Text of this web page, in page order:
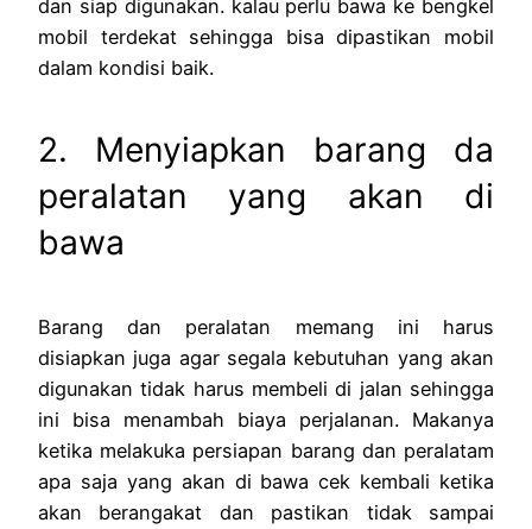
dan siap digunakan. kalau perlu bawa ke bengkel
mobil terdekat sehingga bisa dipastikan mobil
dalam kondisi baik.
2. Menyiapkan barang da
peralatan yang akan di
bawa
Barang dan peralatan memang ini harus
disiapkan juga agar segala kebutuhan yang akan
digunakan tidak harus membeli di jalan sehingga
ini bisa menambah biaya perjalanan. Makanya
ketika melakuka persiapan barang dan peralatam
apa saja yang akan di bawa cek kembali ketika
akan berangakat dan pastikan tidak sampai